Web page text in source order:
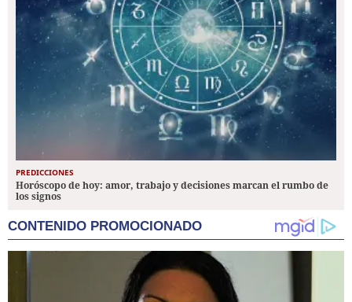
PREDICCIONES
Horóscopo de hoy: amor, trabajo y decisiones marcan el rumbo de
los signos
CONTENIDO PROMOCIONADO